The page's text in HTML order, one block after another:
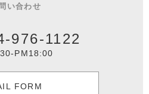
い合わせ
976-1122
PM18:00
FORM